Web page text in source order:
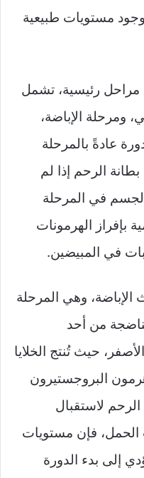
وجود مستويات طبيعية
مراحل رئيسية، تشمل
ومرحلة الإباضة،
عادةً بالمرحلة
الرحم إذا لم
في المرحلة
بإفراز الهرمونات
في المبيضين.
الإباضة، وهي المرحلة
من أحد
حيث تُنتج الخلايا
البروجستيرون
لاستقبال
الحمل، فإن مستويات
إلى بدء الدورة